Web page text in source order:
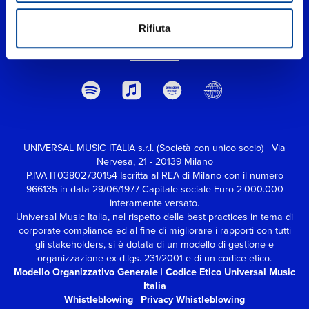
Rifiuta
UNIVERSAL MUSIC ITALIA s.r.l. (Società con unico socio) | Via
Nervesa, 21 - 20139 Milano
P.IVA IT03802730154 Iscritta al REA di Milano con il numero
966135 in data 29/06/1977Capitale sociale Euro 2.000.000
interamente versato.
Universal Music Italia, nel rispetto delle best practices in tema di
corporate compliance ed al fine di migliorare i rapporti con tutti
gli stakeholders,si è dotata di un modello di gestione e
organizzazione ex d.lgs. 231/2001 e di un codice etico.
Modello Organizzativo Generale | Codice Etico Universal Music
Italia
Whistleblowing | Privacy Whistleblowing